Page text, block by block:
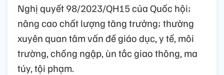
Nghị quyết 98/2023/QH15 của Quốc hội;
nâng cao chất lượng tăng trưởng; thường
xuyên quan tâm vấn đề giáo dục, y tế, môi
trường, chống ngập, ùn tắc giao thông, ma
túy, tội phạm.